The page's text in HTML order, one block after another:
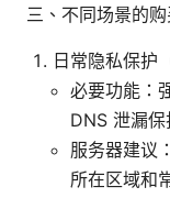
三、不同场景的
日常隐私保护
必要功能：
DNS 泄漏保
服务器建议
所在区域和